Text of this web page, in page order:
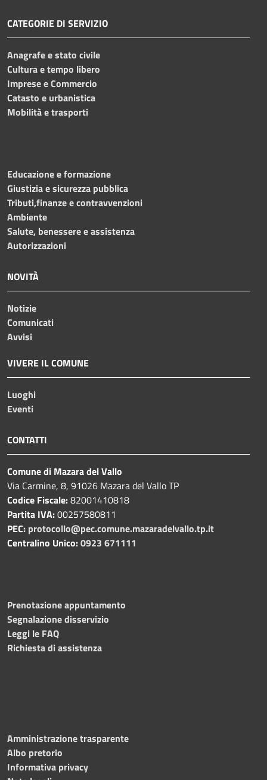
CATEGORIE DI SERVIZIO
Anagrafe e stato civile
Cultura e tempo libero
Imprese e Commercio
Catasto e urbanistica
Mobilità e trasporti
Educazione e formazione
Giustizia e sicurezza pubblica
Tributi,finanze e contravvenzioni
Ambiente
Salute, benessere e assistenza
Autorizzazioni
NOVITÀ
Notizie
Comunicati
Avvisi
VIVERE IL COMUNE
Luoghi
Eventi
CONTATTI
Comune di Mazara del Vallo
Via Carmine, 8, 91026 Mazara del Vallo TP
Codice Fiscale:82001410818
Partita IVA:00257580811
PEC: protocollo@pec.comune.mazaradelvallo.tp.it
Centralino Unico:0923 671111
Prenotazione appuntamento
Segnalazione disservizio
Leggi le FAQ
Richiesta di assistenza
Amministrazione trasparente
Albo pretorio
Informativa privacy